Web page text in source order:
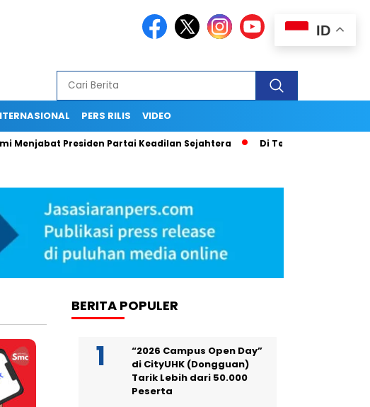
PERS RILIS VIDEO
Presiden Partai Keadilan Sejahtera Di Tengah Pusaran
BERITA POPULER
“2026 Campus Open Day”
di CityUHK (Dongguan)
Tarik Lebih dari 50.000
Peserta
ID